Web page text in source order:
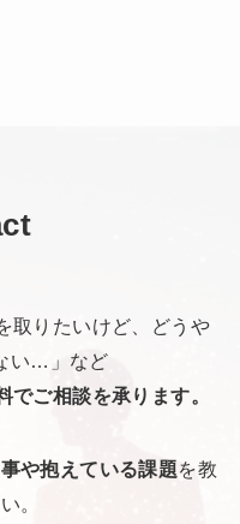
取りたいけど、どうや
い…」など
でご相談を承ります。
や抱えている課題を教
。